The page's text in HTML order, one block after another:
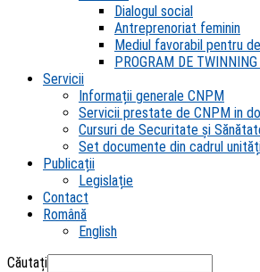
Dialogul social
Antreprenoriat feminin
Mediul favorabil pentru
PROGRAM DE
Servicii
Informații generale CNPM
Servicii prestate de CNPM in
Cursuri de Securitate și
Set documente din cadrul
Publicații
Legislație
Contact
Română
English
Căutați